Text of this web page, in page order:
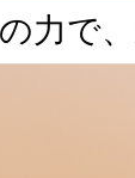
の力で、